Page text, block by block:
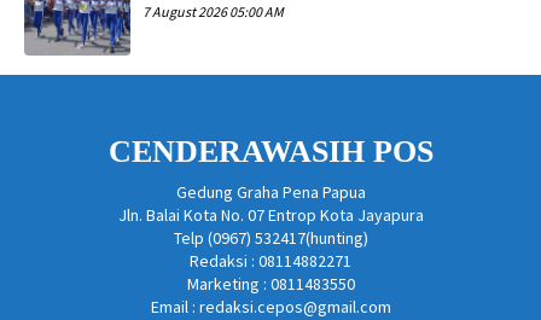
7 August 2026 05:00 AM
CENDERAWASIH POS
Gedung Graha Pena Papua
Jln. Balai Kota No. 07 Entrop Kota Jayapura
Telp (0967) 532417(hunting)
Redaksi : 08114882271
Marketing : 0811483550
Email : redaksi.cepos@gmail.com